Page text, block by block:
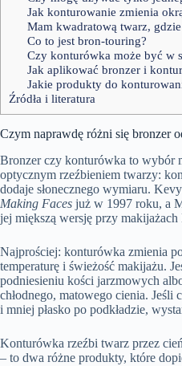
Jak konturowanie zmienia
Mam kwadratową twarz,
Co to jest bron-touring?
Czy konturówka może być w
Jak aplikować bronzer i
Jakie produkty do
Źródła i literatura
Czym naprawdę różni się bronzer
Bronzer czy konturówka to wybór
optycznym rzeźbieniem twarzy:
dodaje słonecznego wymiaru.
Making Faces już w 1997 roku, a
jej miększą wersję przy
Najprościej: konturówka zmienia
temperaturę i świeżość makijażu.
podniesieniu kości jarzmowych
chłodnego, matowego cienia.
i mniej płasko po podkładzie,
Konturówka rzeźbi twarz przez
– to dwa różne produkty, które